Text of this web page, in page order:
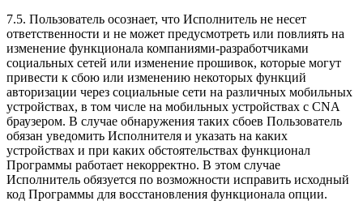
7.5. Пользователь осознает, что Исполнитель не несет
ответственности и не может предусмотреть или повлиять на
изменение функционала компаниями-разработчиками
социальных сетей или изменение прошивок, которые могут
привести к сбою или изменению некоторых функций
авторизации через социальные сети на различных мобильных
устройствах, в том числе на мобильных устройствах с CNA
браузером. В случае обнаружения таких сбоев Пользователь
обязан уведомить Исполнителя и указать на каких
устройствах и при каких обстоятельствах функционал
Программы работает некорректно. В этом случае
Исполнитель обязуется по возможности исправить исходный
код Программы для восстановления функционала опции.